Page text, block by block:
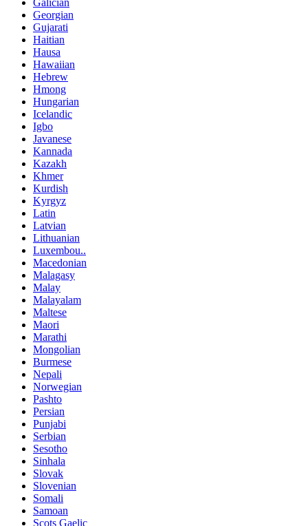
Georgian
Gujarati
Haitian
Hausa
Hawaiian
Hebrew
Hmong
Hungarian
Icelandic
Igbo
Javanese
Kannada
Kazakh
Khmer
Kurdish
Kyrgyz
Latin
Latvian
Lithuanian
Luxembou..
Macedonian
Malagasy
Malay
Malayalam
Maltese
Maori
Marathi
Mongolian
Burmese
Nepali
Norwegian
Pashto
Persian
Punjabi
Serbian
Sesotho
Sinhala
Slovak
Slovenian
Somali
Samoan
Scots Gaelic